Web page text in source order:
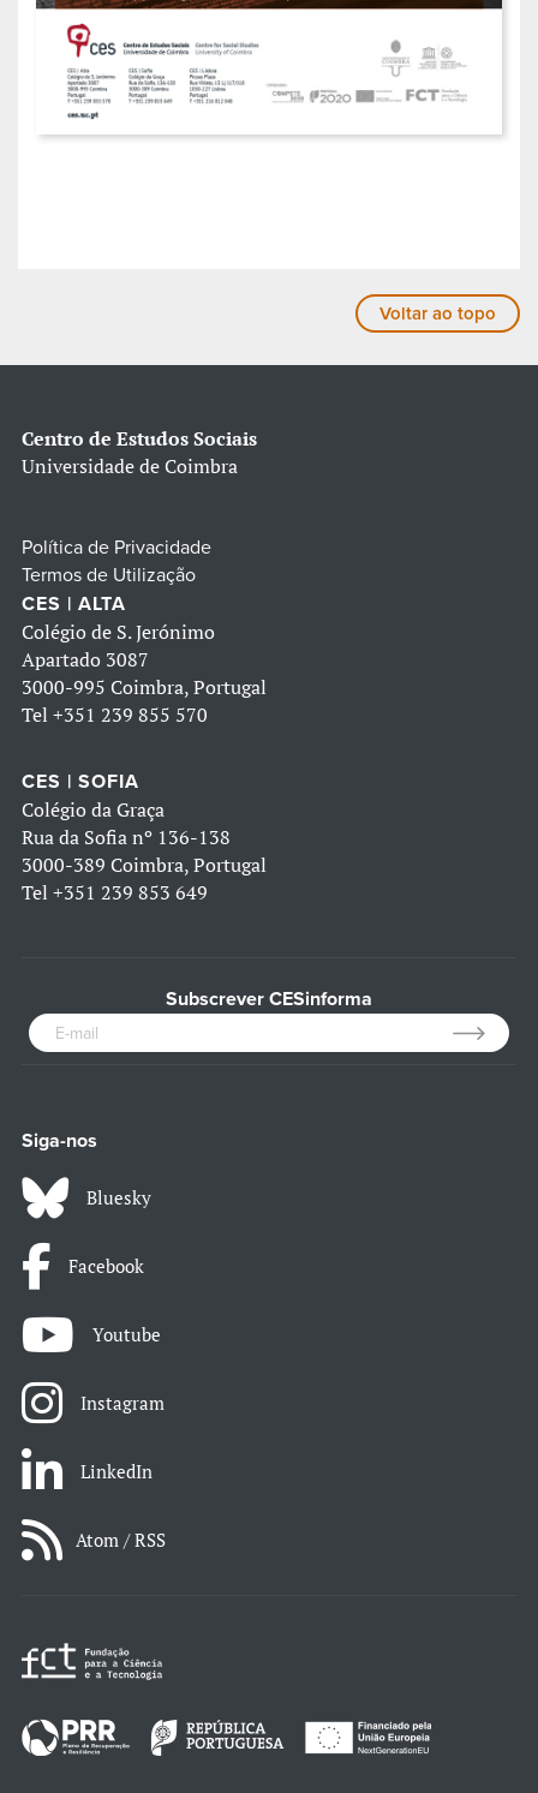
Voltar ao topo
Centro de Estudos Sociais
Universidade de Coimbra
Política de Privacidade
Termos de Utilização
CES | ALTA
Colégio de S. Jerónimo
Apartado 3087
3000-995 Coimbra, Portugal
Tel +351 239 855 570
CES | SOFIA
Colégio da Graça
Rua da Sofia nº 136-138
3000-389 Coimbra, Portugal
Tel +351 239 853 649
Subscrever CESinforma
Siga-nos
Bluesky
Facebook
Youtube
Instagram
LinkedIn
Atom / RSS